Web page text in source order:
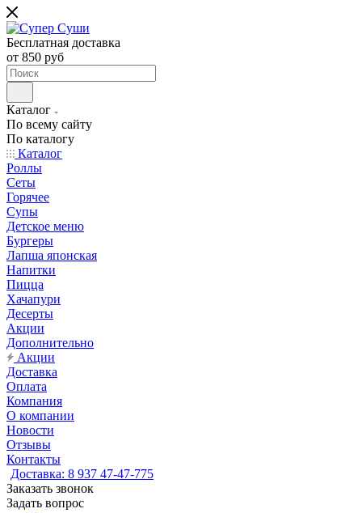
Бесплатная доставка
от 850 руб
Каталог
По всему сайту
По каталогу
Каталог
Роллы
Сеты
Горячее
Супы
Детское меню
Бургеры
Лапша японская
Напитки
Пицца
Хачапури
Десерты
Акции
Дополнительно
Акции
Доставка
Оплата
Компания
О компании
Новости
Отзывы
Контакты
Доставка: 8 937 47-47-775
Заказать звонок
Задать вопрос